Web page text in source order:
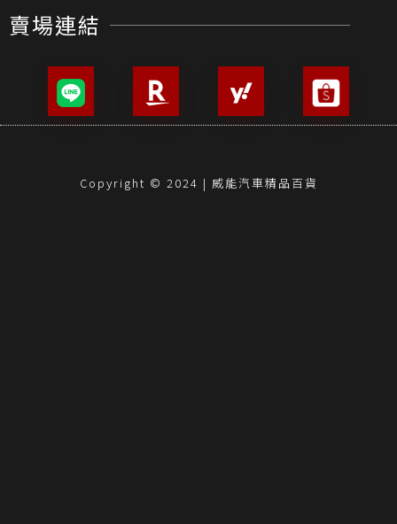
賣場連結
Copyright © 2024 | 威能汽車精品百貨